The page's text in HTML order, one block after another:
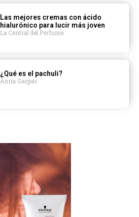
Las mejores cremas con ácido
hialurónico para lucir más joven
La Central del Perfume
¿Qué es el pachuli?
Anna Gaspar